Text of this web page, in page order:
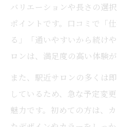
バリエーションや長さの選
ポイントです。口コミで「
る」「通いやすいから続け
ロンは、満足度の高い体験が
また、駅近サロンの多くは
しているため、急な予定変
魅力です。初めての方は、